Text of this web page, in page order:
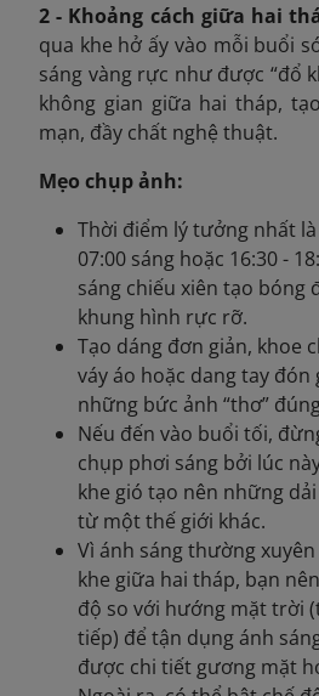
2 - Khoảng cách giữa hai
qua khe hở ấy vào mỗi buổi
sáng vàng rực như được “đổ
không gian giữa hai tháp,
mạn, đầy chất nghệ thuật.
Mẹo chụp ảnh:
Thời điểm lý tưởng nhất
07:00 sáng hoặc 16:30 -
sáng chiếu xiên tạo bóng
khung hình rực rỡ.
Tạo dáng đơn giản, khoe
váy áo hoặc dang tay đón
những bức ảnh “thơ”
Nếu đến vào buổi tối,
chụp phơi sáng bởi lúc
khe gió tạo nên những
từ một thế giới khác.
Vì ánh sáng thường
khe giữa hai tháp, bạn
độ so với hướng mặt trời
tiếp) để tận dụng ánh
được chi tiết gương mặt